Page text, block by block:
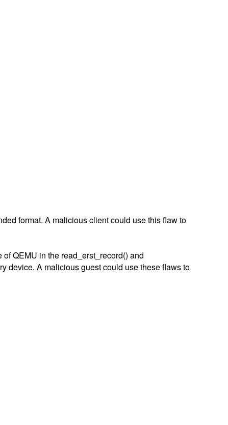
format. A malicious client could use this flaw to
QEMU in the read_erst_record() and
device. A malicious guest could use these flaws to